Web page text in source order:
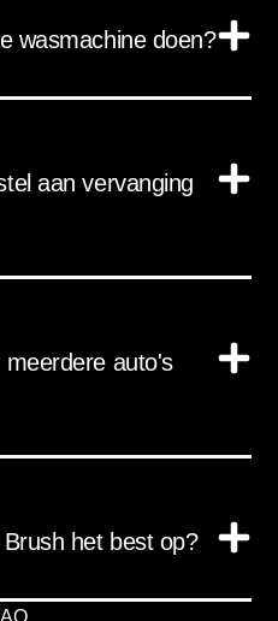
wasmachine doen?
aan vervanging
auto's
het best op?